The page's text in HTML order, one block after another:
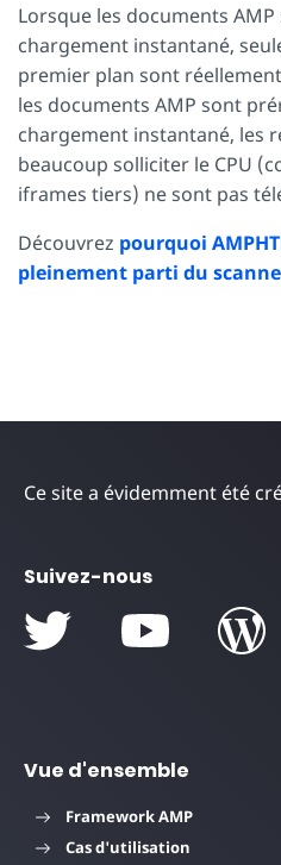
Lorsque les documents
chargement instantané,
premier plan sont
les documents AMP sont
chargement instantané, les
beaucoup solliciter le CPU
iframes tiers) ne sont pas
Découvrez pourquoi
pleinement parti du
Ce site a évidemment été
Suivez-nous
Vue d'ensemble
Framework AMP
Cas d'utilisation